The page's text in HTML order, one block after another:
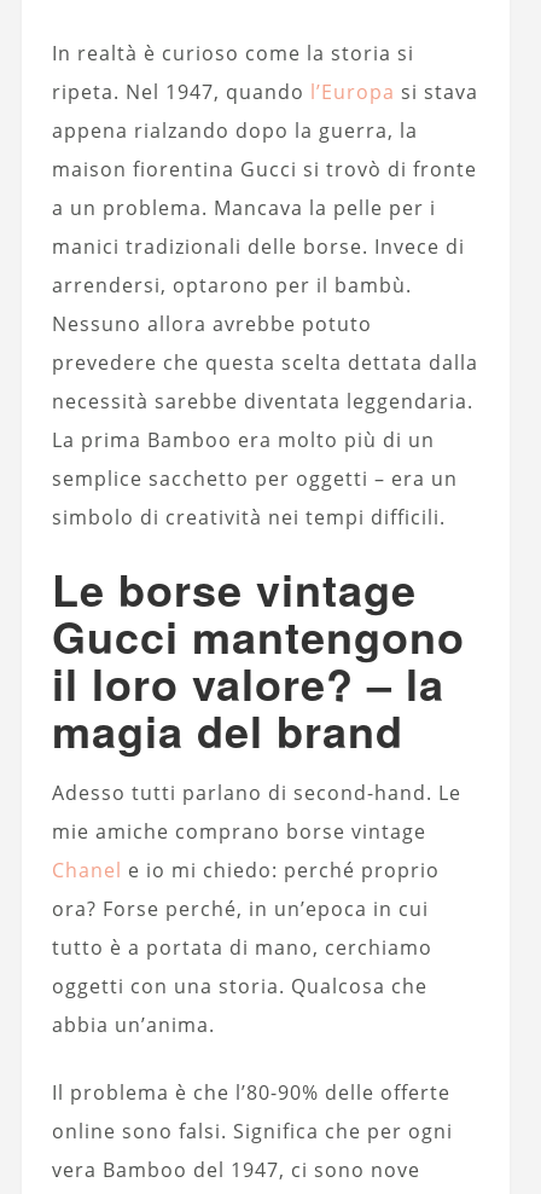
In realtà è curioso come la storia si
ripeta. Nel 1947, quando l’Europa si stava
appena rialzando dopo la guerra, la
maison fiorentina Gucci si trovò di fronte
a un problema. Mancava la pelle per i
manici tradizionali delle borse. Invece di
arrendersi, optarono per il bambù.
Nessuno allora avrebbe potuto
prevedere che questa scelta dettata dalla
necessità sarebbe diventata leggendaria.
La prima Bamboo era molto più di un
semplice sacchetto per oggetti – era un
simbolo di creatività nei tempi difficili.
Le borse vintage
Gucci mantengono
il loro valore? – la
magia del brand
Adesso tutti parlano di second-hand. Le
mie amiche comprano borse vintage
Chanel e io mi chiedo: perché proprio
ora? Forse perché, in un’epoca in cui
tutto è a portata di mano, cerchiamo
oggetti con una storia. Qualcosa che
abbia un’anima.
Il problema è che l’80-90% delle offerte
online sono falsi. Significa che per ogni
vera Bamboo del 1947, ci sono nove